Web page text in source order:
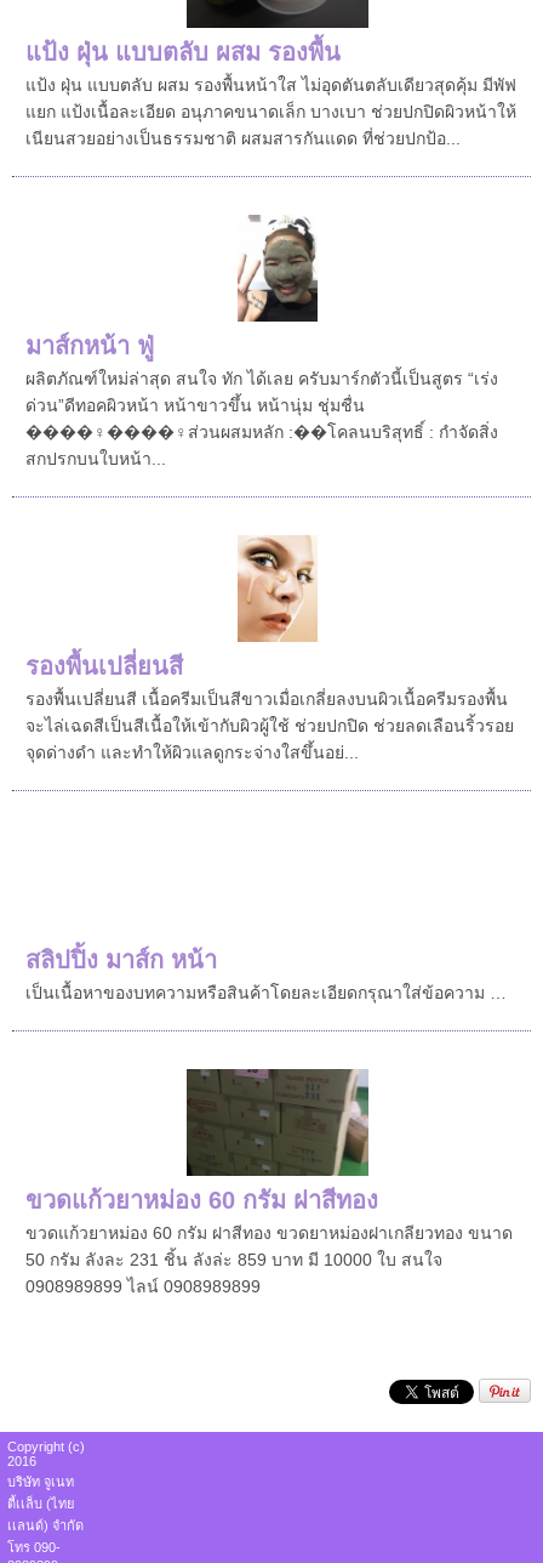
แป้ง ฝุ่น แบบตลับ ผสม รองพื้น
แป้ง ฝุ่น แบบตลับ ผสม รองพื้นหน้าใส ไม่อุดตันตลับเดียวสุดคุ้ม มีพัฟ
แยก แป้งเนื้อละเอียด อนุภาคขนาดเล็ก บางเบา ช่วยปกปิดผิวหน้าให้
เนียนสวยอย่างเป็นธรรมชาติ ผสมสารกันแดด ที่ช่วยปกป้อ...
มาส์กหน้า ฟู่
ผลิตภัณฑ์ใหม่ล่าสุด สนใจ ทัก ได้เลย ครับมาร์กตัวนี้เป็นสูตร “เร่ง
ด่วน”ดีทอคผิวหน้า หน้าขาวขึ้น หน้านุ่ม ชุ่มชื่น
����‍♀️����‍♀️ส่วนผสมหลัก :��โคลนบริสุทธิ์ : กำจัดสิ่ง
สกปรกบนใบหน้า...
รองพื้นเปลี่ยนสี
รองพื้นเปลี่ยนสี เนื้อครีมเป็นสีขาวเมื่อเกลี่ยลงบนผิวเนื้อครีมรองพื้น
จะไล่เฉดสีเป็นสีเนื้อให้เข้ากับผิวผู้ใช้ ช่วยปกปิด ช่วยลดเลือนริ้วรอย
จุดด่างดำ และทำให้ผิวแลดูกระจ่างใสขึ้นอย่...
สลิปปิ้ง มาส์ก หน้า
เป็นเนื้อหาของบทความหรือสินค้าโดยละเอียดกรุณาใส่ข้อความ …
ขวดแก้วยาหม่อง 60 กรัม ฝาสีทอง
ขวดแก้วยาหม่อง 60 กรัม ฝาสีทอง ขวดยาหม่องฝาเกลียวทอง ขนาด
50 กรัม ลังละ 231 ชิ้น ลังล่ะ 859 บาท มี 10000 ใบ สนใจ
0908989899 ไลน์ 0908989899
Copyright (c)
2016
บริษัท จูเนท
ตี้เเล็บ (ไทย
เเลนด์) จำกัด
โทร 090-